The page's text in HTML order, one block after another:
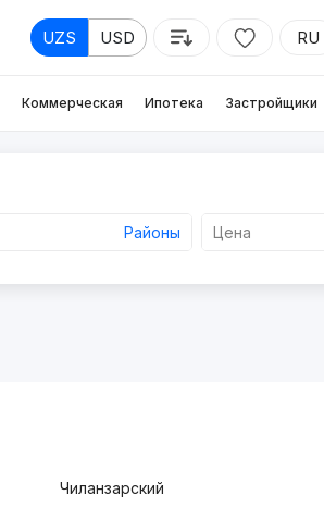
UZS USD RU
Коммерческая Ипотека Застройщики
Районы Цена
Чиланзарский